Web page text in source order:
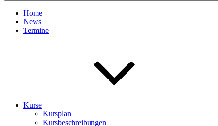
Home
News
Termine
Kurse
Kursplan
Kursbeschreibungen